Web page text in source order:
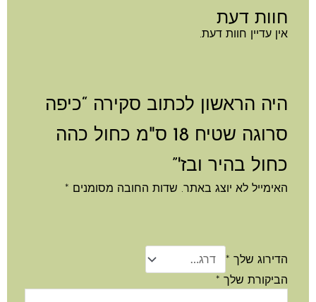
חוות דעת
אין עדיין חוות דעת.
היה הראשון לכתוב סקירה “כיפה
סרוגה שטיח 18 ס"מ כחול כהה
כחול בהיר ובז'”
האימייל לא יוצג באתר. שדות החובה מסומנים *
הדירוג שלך *
הביקורת שלך *